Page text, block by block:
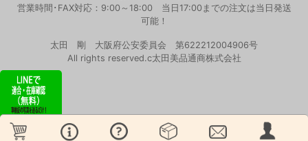
営業時間･FAX対応：9:00～18:00 当日17:00までの注文は当日発送
可能！
太田 剛 大阪府公安委員会 第622212004906号
All rights reserved.c太田美品通商株式会社